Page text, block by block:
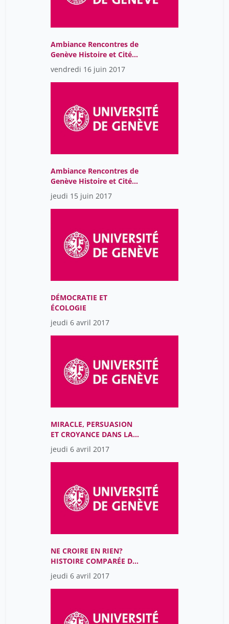
Wirth Jean 42
Wydra Harald
Zuber Valentine
barnavi elie 42
giraut frédéric
grandjean michel
helg aline
mongin olivier
volokhine youri
Ambiance Rencontres de
Genève Histoire et Cité
2017
vendredi 16 juin 2017
Ambiance Rencontres de
Genève Histoire et Cité
2017
jeudi 15 juin 2017
DÉMOCRATIE ET
ÉCOLOGIE
jeudi 6 avril 2017
MIRACLE, PERSUASION
ET CROYANCE DANS LA
MÉDECINE (16E-21E
SIÈCLES)
jeudi 6 avril 2017
NE CROIRE EN RIEN?
HISTOIRE COMPARÉE DE
L’ATHÉISME ET DE
L’INCROYANCE
jeudi 6 avril 2017